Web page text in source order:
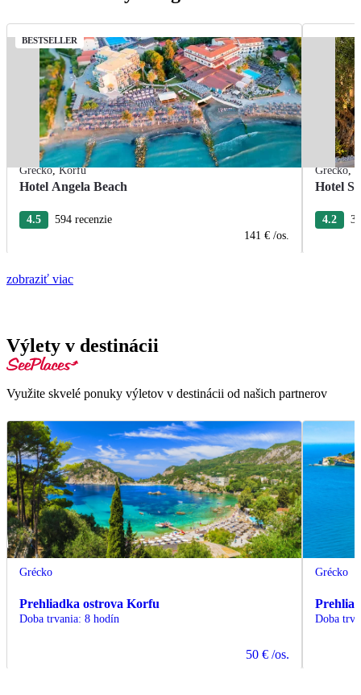
BESTSELLER
Grécko,Korfu
Hotel Angela Beach
4.5
594 recenzie
141 € /os.
Grécko,
Hotel
4.2
zobraziť viac
Výlety v destinácii
Využite skvelé ponuky výletov v destinácii od našich partnerov
Grécko
Prehliadka ostrova Korfu
Doba trvania: 8 hodín
50 € /os.
Grécko
Doba